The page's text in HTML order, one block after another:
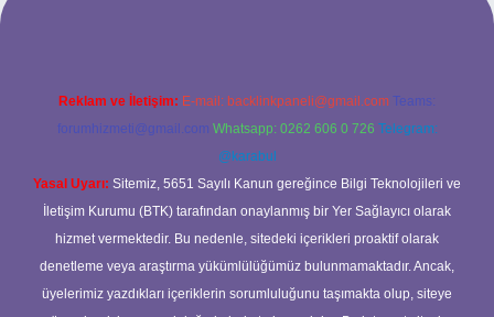
Reklam ve İletişim: E-mail: backlinkpaneli@gmail.com Teams:
forumhizmeti@gmail.com Whatsapp: 0262 606 0 726 Telegram:
@karabul
Yasal Uyarı: Sitemiz, 5651 Sayılı Kanun gereğince Bilgi Teknolojileri ve
İletişim Kurumu (BTK) tarafından onaylanmış bir Yer Sağlayıcı olarak
hizmet vermektedir. Bu nedenle, sitedeki içerikleri proaktif olarak
denetleme veya araştırma yükümlülüğümüz bulunmamaktadır. Ancak,
üyelerimiz yazdıkları içeriklerin sorumluluğunu taşımakta olup, siteye